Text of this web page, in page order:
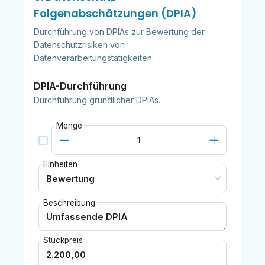
Folgenabschätzungen (DPIA)
Durchführung von DPIAs zur Bewertung der
Datenschutzrisiken von
Datenverarbeitungstätigkeiten.
DPIA-Durchführung
Durchführung gründlicher DPIAs.
Menge
Einheiten
Beschreibung
Stückpreis